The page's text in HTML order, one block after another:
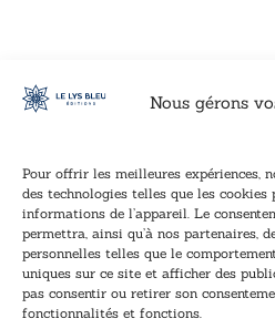
Nous gérons
Pour offrir les meilleures expériences,
des technologies telles que les
informations de l’appareil. Le
permettra, ainsi qu’à nos partenaires,
personnelles telles que le
uniques sur ce site et afficher des
pas consentir ou retirer son
fonctionnalités et fonctions.
Inscription à
Inscrivez-vous à notre
dernières nouvelles.
E